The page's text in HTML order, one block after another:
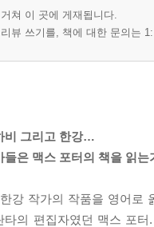
쳐 이 곳에 게재됩니다.
뷰 쓰기를, 책에 대한 문의는
비 그리고 한강…
은 맥스 포터의 책을 읽는
강 작가의 작품을 영어
타의 편집자였던 맥스 포